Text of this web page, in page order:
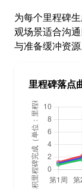
为每个里程碑
观场景适合沟
与准备缓冲资源
里程碑落点